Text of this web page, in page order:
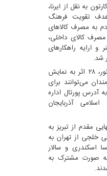
به نقل از ایرنا،
هدف تقویت فرهنگ
به مصرف کالاهای
کالای داخلی،
و ارایه راهکارهای
شد.
در این نمایشگاه کاریکاتور، ۲۸ اثر به نمایش
می‌توانند برای
آدرس پورتال اداره
آذربایجان
مقدم از تبریز به
خلجی از تهران به
اسکندری و سالار
صورت مشترک به